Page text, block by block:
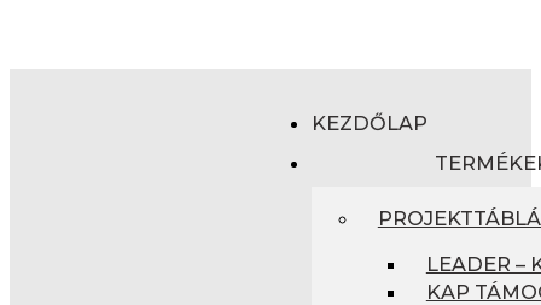
KEZDŐLAP
LEADER –
KAP